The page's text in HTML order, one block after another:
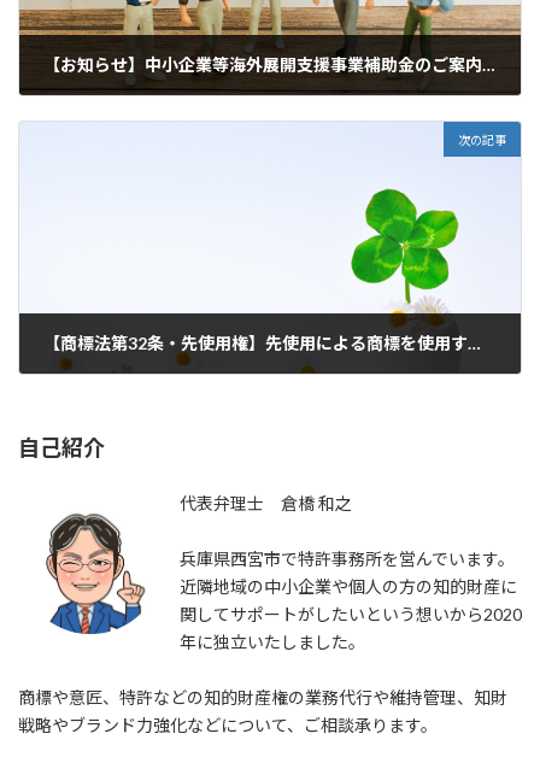
【お知らせ】中小企業等海外展開支援事業補助金のご案内（令和６年度）
次の記事
【商標法第32条・先使用権】先使用による商標を使用する権利について解説
自己紹介
代表弁理士 倉橋 和之
兵庫県西宮市で特許事務所を営んでいます。
近隣地域の中小企業や個人の方の知的財産に
関してサポートがしたいという想いから2020
年に独立いたしました。
商標や意匠、特許などの知的財産権の業務代行や維持管理、知財
戦略やブランド力強化などについて、ご相談承ります。